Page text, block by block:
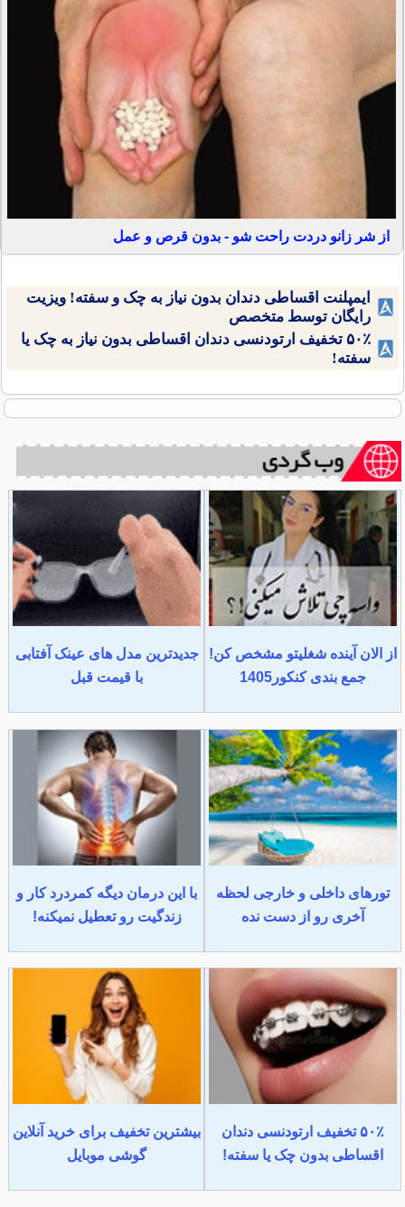
از شر زانو دردت راحت شو - بدون قرص و عمل
ایمپلنت اقساطی دندان بدون نیاز به چک و سفته! ویزیت
رایگان توسط متخصص
۵۰٪ تخفیف ارتودنسی دندان اقساطی بدون نیاز به چک یا
سفته!
از الان آینده شغلیتو مشخص کن!
جمع بندی کنکور1405
جدیدترین مدل های عینک آفتابی
با قیمت قبل
تورهای داخلی و خارجی لحظه
آخری رو از دست نده
با این درمان دیگه کمردرد کار و
زندگیت رو تعطیل نمیکنه!
۵۰٪ تخفیف ارتودنسی دندان
اقساطی بدون چک یا سفته!
بیشترین تخفیف برای خرید آنلاین
گوشی موبایل